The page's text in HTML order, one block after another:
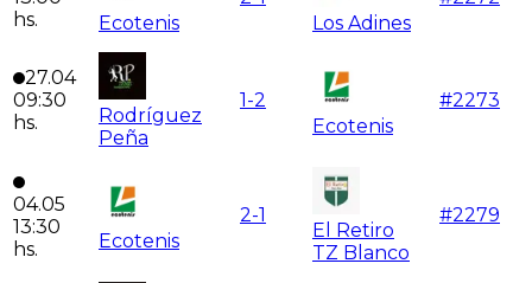
hs.
Ecotenis
Los Adines
27.04
09:30
hs.
Rodríguez
Peña
1-2
Ecotenis
#2273
04.05
13:30
hs.
Ecotenis
2-1
El Retiro
TZ Blanco
#2279